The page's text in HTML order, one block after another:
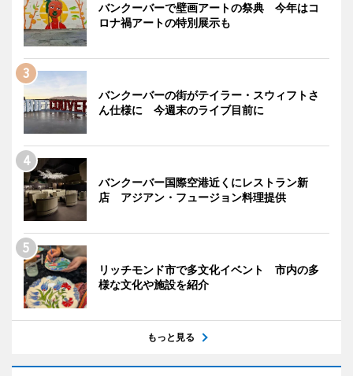
バンクーバーで壁画アートの祭典 今年はコ
ロナ禍アートの特別展示も
バンクーバーの街がテイラー・スウィフトさ
ん仕様に 今週末のライブ目前に
バンクーバー国際空港近くにレストラン新
店 アジアン・フュージョン料理提供
リッチモンド市で多文化イベント 市内の多
様な文化や施設を紹介
もっと見る